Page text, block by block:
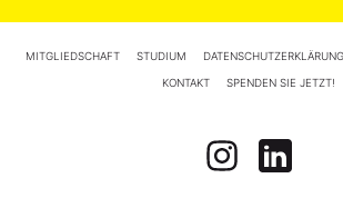
MITGLIEDSCHAFT STUDIUM DATENSCHUTZERKLÄRUNG
KONTAKT SPENDEN SIE JETZT!